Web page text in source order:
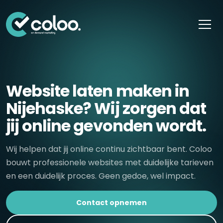
Website laten maken in
Nijehaske? Wij zorgen dat
jij online gevonden wordt.
Wij helpen dat jij online continu zichtbaar bent. Coloo
bouwt professionele websites met duidelijke tarieven
en een duidelijk proces. Geen gedoe, wel impact.
Contact opnemen